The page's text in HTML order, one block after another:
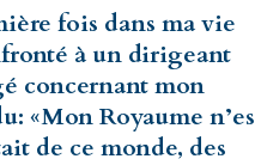
fois dans ma vie
à un dirigeant
concernant mon
«Mon Royaume
de ce monde, des